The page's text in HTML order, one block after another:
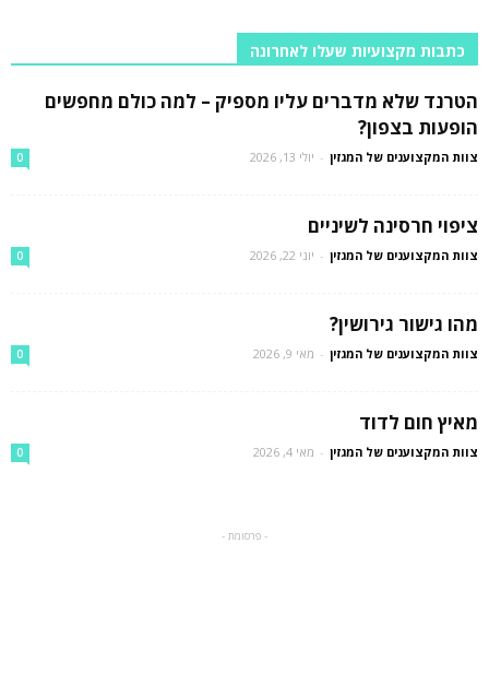
כתבות מקצועיות שעלו לאחרונה
הטרנד שלא מדברים עליו מספיק – למה כולם מחפשים
הופעות בצפון?
צוות המקצוענים של המגזין - יולי 13, 2026 0
ציפוי חרסינה לשיניים
צוות המקצוענים של המגזין - יוני 22, 2026 0
מהו גישור גירושין?
צוות המקצוענים של המגזין - מאי 9, 2026 0
מאיץ חום לדוד
צוות המקצוענים של המגזין - מאי 4, 2026 0
- פרסומת -